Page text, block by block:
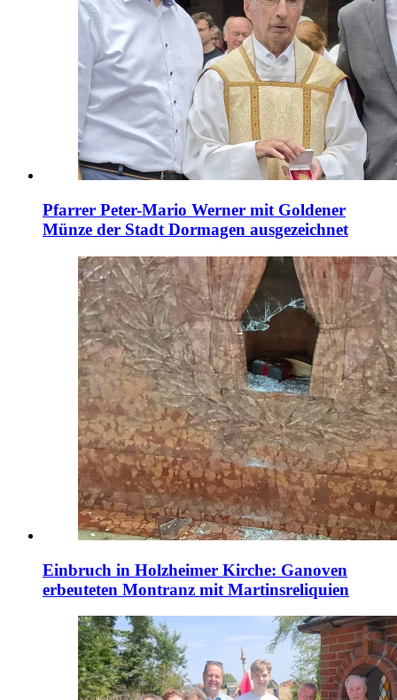
Pfarrer Peter-Mario Werner mit Goldener
Münze der Stadt Dormagen ausgezeichnet
Einbruch in Holzheimer Kirche: Ganoven
erbeuteten Montranz mit Martinsreliquien